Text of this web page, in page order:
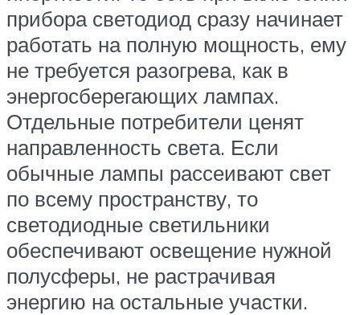
прибора светодиод сразу начинает
работать на полную мощность, ему
не требуется разогрева, как в
энергосберегающих лампах.
Отдельные потребители ценят
направленность света. Если
обычные лампы рассеивают свет
по всему пространству, то
светодиодные светильники
обеспечивают освещение нужной
полусферы, не растрачивая
энергию на остальные участки.